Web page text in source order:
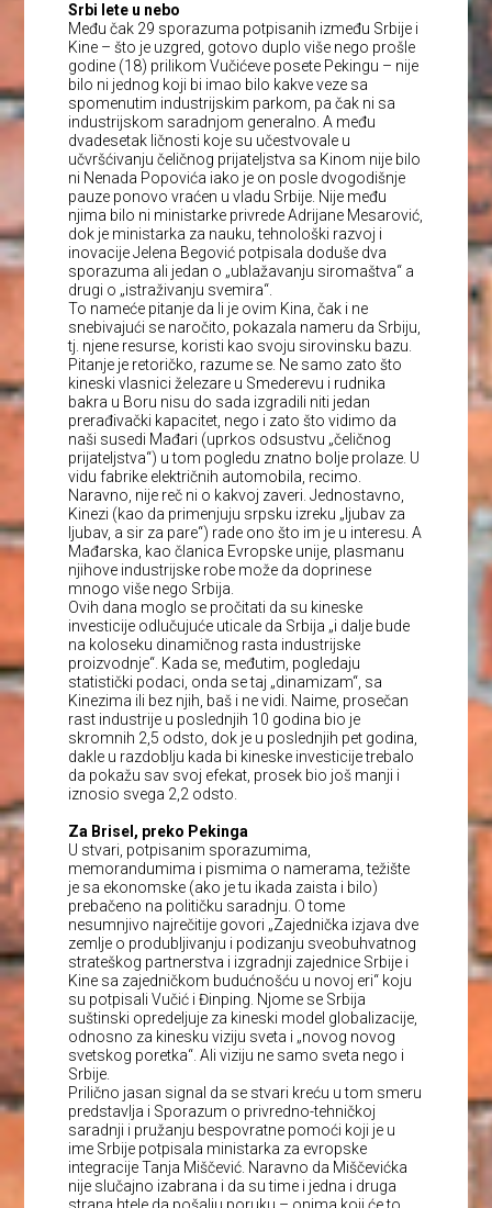
Srbi lete u nebo
Među čak 29 sporazuma potpisanih između Srbije i
Kine – što je uzgred, gotovo duplo više nego prošle
godine (18) prilikom Vučićeve posete Pekingu – nije
bilo ni jednog koji bi imao bilo kakve veze sa
spomenutim industrijskim parkom, pa čak ni sa
industrijskom saradnjom generalno. A među
dvadesetak ličnosti koje su učestvovale u
učvršćivanju čeličnog prijateljstva sa Kinom nije bilo
ni Nenada Popovića iako je on posle dvogodišnje
pauze ponovo vraćen u vladu Srbije. Nije među
njima bilo ni ministarke privrede Adrijane Mesarović,
dok je ministarka za nauku, tehnološki razvoj i
inovacije Jelena Begović potpisala doduše dva
sporazuma ali jedan o „ublažavanju siromaštva“ a
drugi o „istraživanju svemira“.
To nameće pitanje da li je ovim Kina, čak i ne
snebivajući se naročito, pokazala nameru da Srbiju,
tj. njene resurse, koristi kao svoju sirovinsku bazu.
Pitanje je retoričko, razume se. Ne samo zato što
kineski vlasnici železare u Smederevu i rudnika
bakra u Boru nisu do sada izgradili niti jedan
prerađivački kapacitet, nego i zato što vidimo da
naši susedi Mađari (uprkos odsustvu „čeličnog
prijateljstva“) u tom pogledu znatno bolje prolaze. U
vidu fabrike električnih automobila, recimo.
Naravno, nije reč ni o kakvoj zaveri. Jednostavno,
Kinezi (kao da primenjuju srpsku izreku „ljubav za
ljubav, a sir za pare“) rade ono što im je u interesu. A
Mađarska, kao članica Evropske unije, plasmanu
njihove industrijske robe može da doprinese
mnogo više nego Srbija.
Ovih dana moglo se pročitati da su kineske
investicije odlučujuće uticale da Srbija „i dalje bude
na koloseku dinamičnog rasta industrijske
proizvodnje“. Kada se, međutim, pogledaju
statistički podaci, onda se taj „dinamizam“, sa
Kinezima ili bez njih, baš i ne vidi. Naime, prosečan
rast industrije u poslednjih 10 godina bio je
skromnih 2,5 odsto, dok je u poslednjih pet godina,
dakle u razdoblju kada bi kineske investicije trebalo
da pokažu sav svoj efekat, prosek bio još manji i
iznosio svega 2,2 odsto.
Za Brisel, preko Pekinga
U stvari, potpisanim sporazumima,
memorandumima i pismima o namerama, težište
je sa ekonomske (ako je tu ikada zaista i bilo)
prebačeno na političku saradnju. O tome
nesumnjivo najrečitije govori „Zajednička izjava dve
zemlje o produbljivanju i podizanju sveobuhvatnog
strateškog partnerstva i izgradnji zajednice Srbije i
Kine sa zajedničkom budućnošću u novoj eri“ koju
su potpisali Vučić i Đinping. Njome se Srbija
suštinski opredeljuje za kineski model globalizacije,
odnosno za kinesku viziju sveta i „novog novog
svetskog poretka“. Ali viziju ne samo sveta nego i
Srbije.
Prilično jasan signal da se stvari kreću u tom smeru
predstavlja i Sporazum o privredno-tehničkoj
saradnji i pružanju bespovratne pomoći koji je u
ime Srbije potpisala ministarka za evropske
integracije Tanja Miščević. Naravno da Miščevićka
nije slučajno izabrana i da su time i jedna i druga